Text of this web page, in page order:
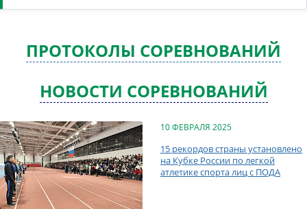
ПРОТОКОЛЫ СОРЕВНОВАНИЙ
НОВОСТИ СОРЕВНОВАНИЙ
10 ФЕВРАЛЯ 2025
15 рекордов страны установлено
на Кубке России по легкой
атлетике спорта лиц с ПОДА